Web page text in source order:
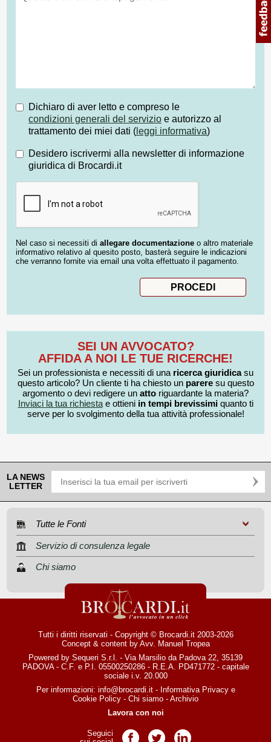
Dichiaro di aver letto e compreso le
condizioni generali del servizio e autorizzo al
trattamento dei miei dati ( leggi informativa)
Desidero iscrivermi alla newsletter di informazione
giuridica di Brocardi.it
Nel caso si necessiti di allegare documentazione o altro materiale
informativo relativo al quesito posto, basterà seguire le indicazioni
che verranno fornite via email una volta effettuato il pagamento.
SEI UN AVVOCATO?
AFFIDA A NOI LE TUE RICERCHE!
Sei un professionista e necessiti di una ricerca giuridicasu
questo articolo? Un cliente ti ha chiesto un pareresu questo
argomento o devi redigere un atto riguardante la materia?
Inviaci la tua richiestae ottieni in tempi brevissimiquanto ti
serve per lo svolgimento della tua attività professionale!
LA NEWS
LETTER
Tutte le Fonti
Servizio di consulenza legale
Chi siamo
Tutti i diritti riservati - Copyright © Brocardi.it 2003-2026
Concept & content by Avv. Manuel Tropea
Powered by Sequeri S.r.l. - Via Marsilio da Padova 22, 35139
PADOVA - C.F. e P.I. 05500250286 - R.E.A. PD471772 - capitale
sociale i.v. 20.000
Per informazioni: info@brocardi.it- Informativa Privacye
Cookie Policy - Chi siamo - Archivio
Lavora con noi
Seguici
Pagina Facebook
Pagina TwitterPagina LinkedIn